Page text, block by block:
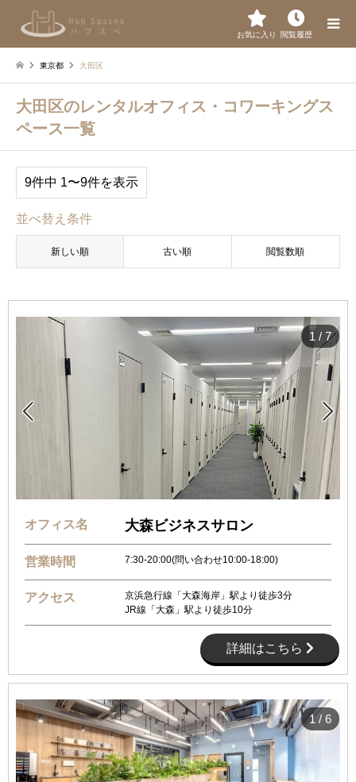
お気に入り 閲覧履歴
東京都 大田区
大田区のレンタルオフィス・コワーキングス
ペース一覧
9件中 1〜9件を表示
並べ替え条件
新しい順 古い順 閲覧数順
 
1 / 7
オフィス名 大森ビジネスサロン
営業時間 7:30-20:00(問い合わせ10:00-18:00)
アクセス
京浜急行線「大森海岸」駅より徒歩3分
JR線「大森」駅より徒歩10分
詳細はこちら
1/ 6